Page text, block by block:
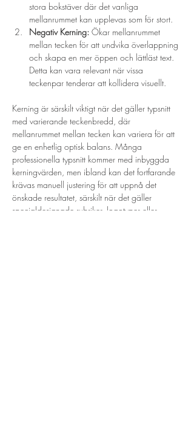
stora bokstäver där det vanliga
mellanrummet kan upplevas som för stort.
Negativ Kerning: Ökar mellanrummet
mellan tecken för att undvika överlappning
och skapa en mer öppen och lättläst text.
Detta kan vara relevant när vissa
teckenpar tenderar att kollidera visuellt.
Kerning är särskilt viktigt när det gäller typsnitt
med varierande teckenbredd, där
mellanrummet mellan tecken kan variera för att
ge en enhetlig optisk balans. Många
professionella typsnitt kommer med inbyggda
kerningvärden, men ibland kan det fortfarande
krävas manuell justering för att uppnå det
önskade resultatet, särskilt när det gäller
specialdesignade rubriker, logotyper eller